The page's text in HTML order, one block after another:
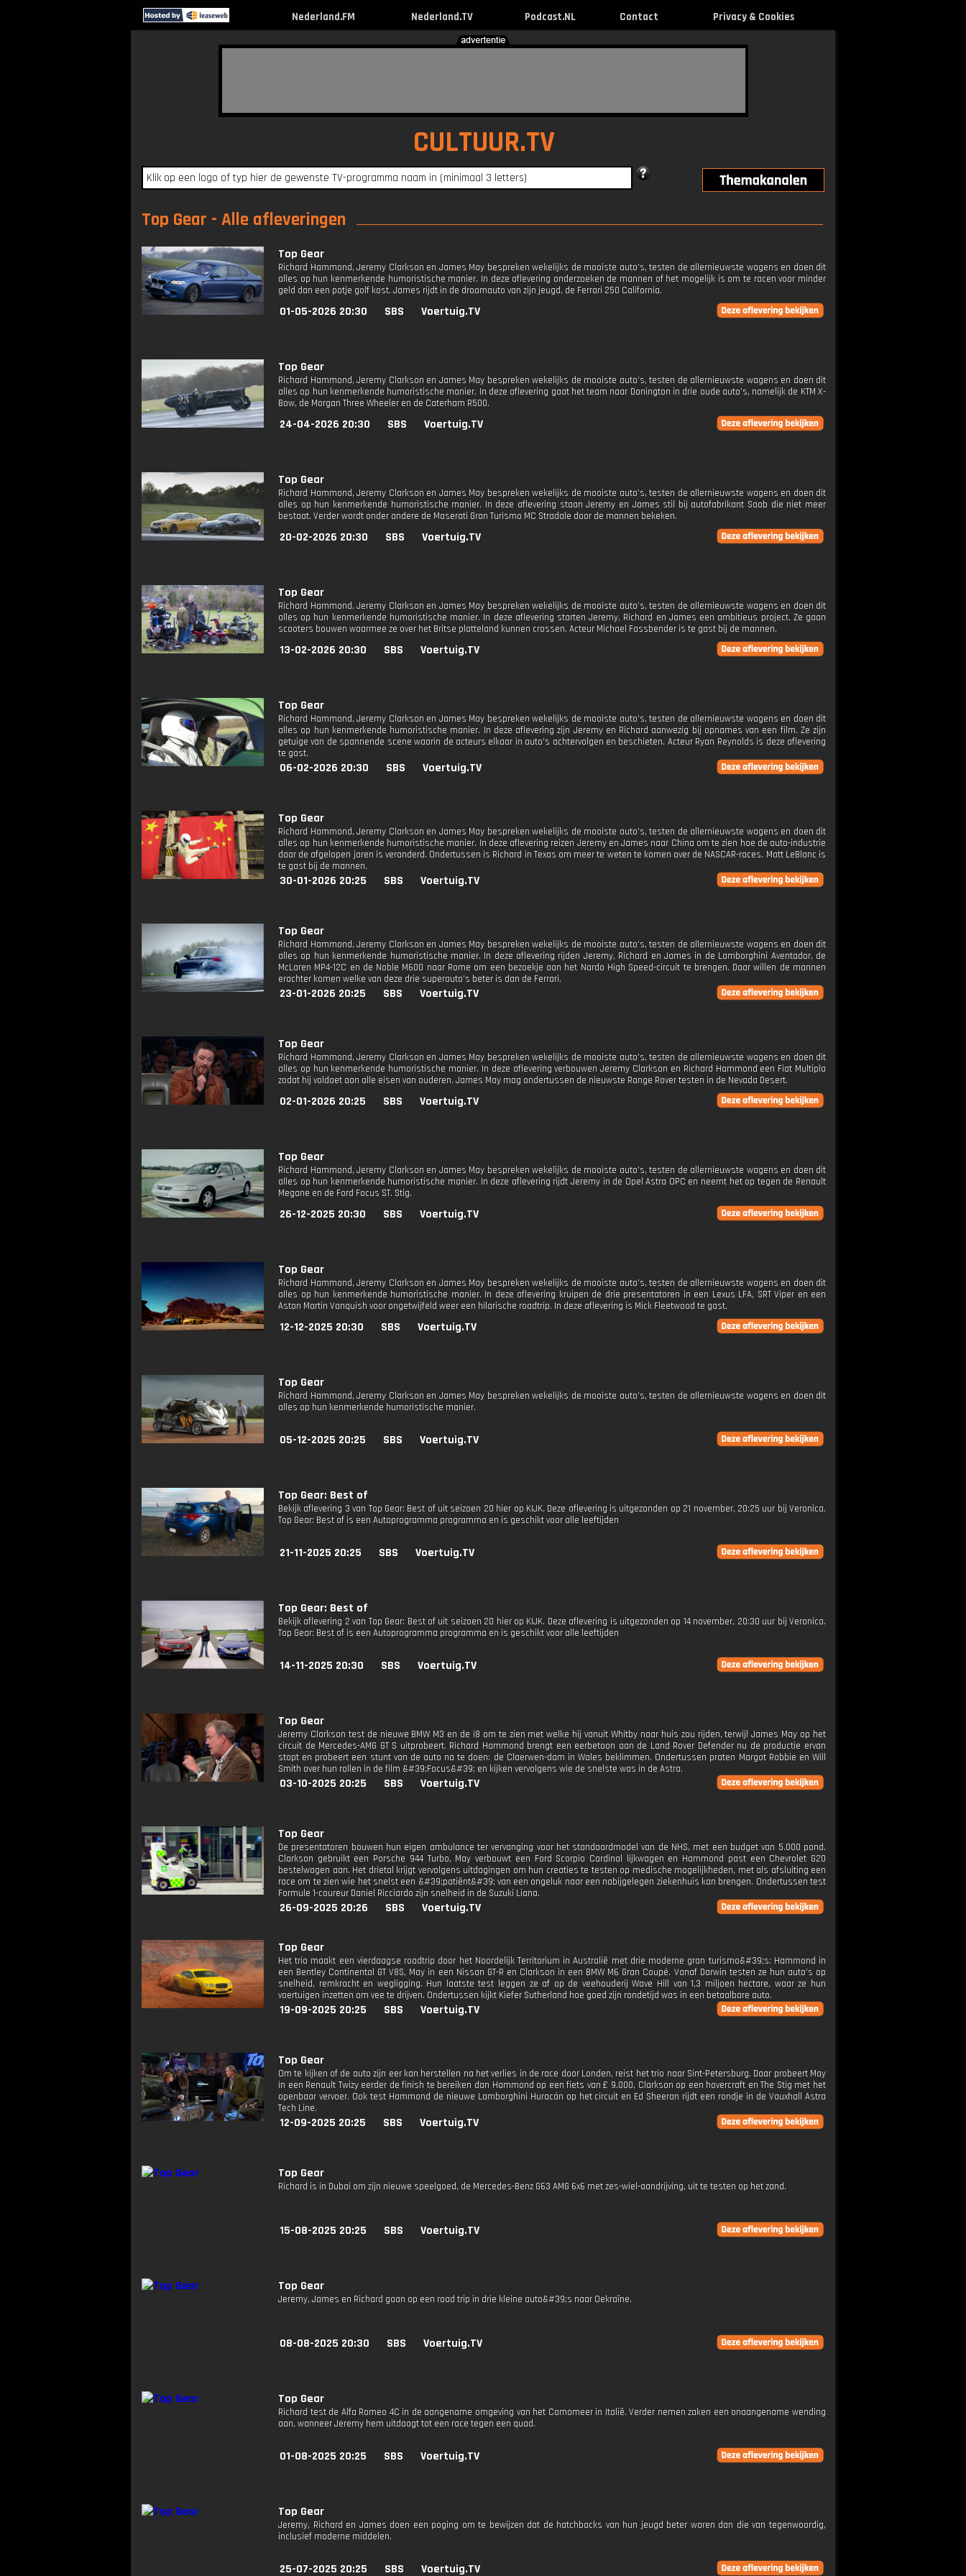
Nederland.FM Nederland.TV Podcast.NL Contact Privacy & Cookies
CULTUUR.TV
Top Gear - Alle afleveringen
Top Gear
Richard Hammond, Jeremy Clarkson en James May bespreken wekelijks de mooiste auto’s, testen de allernieuwste wagens en doen dit
alles op hun kenmerkende humoristische manier. In deze aflevering onderzoeken de mannen of het mogelijk is om te racen voor minder
geld dan een potje golf kost. James rijdt in de droomauto van zijn jeugd, de Ferrari 250 California.
01-05-2026 20:30 SBS Voertuig.TV
Top Gear
Richard Hammond, Jeremy Clarkson en James May bespreken wekelijks de mooiste auto’s, testen de allernieuwste wagens en doen dit
alles op hun kenmerkende humoristische manier. In deze aflevering gaat het team naar Donington in drie oude auto’s, namelijk de KTM X-
Bow, de Morgan Three Wheeler en de Caterham R500.
24-04-2026 20:30 SBS Voertuig.TV
Top Gear
Richard Hammond, Jeremy Clarkson en James May bespreken wekelijks de mooiste auto’s, testen de allernieuwste wagens en doen dit
alles op hun kenmerkende humoristische manier. In deze aflevering staan Jeremy en James stil bij autofabrikant Saab die niet meer
bestaat. Verder wordt onder andere de Maserati Gran Turismo MC Stradale door de mannen bekeken.
20-02-2026 20:30 SBS Voertuig.TV
Top Gear
Richard Hammond, Jeremy Clarkson en James May bespreken wekelijks de mooiste auto’s, testen de allernieuwste wagens en doen dit
alles op hun kenmerkende humoristische manier. In deze aflevering starten Jeremy, Richard en James een ambitieus project. Ze gaan
scooters bouwen waarmee ze over het Britse platteland kunnen crossen. Acteur Michael Fassbender is te gast bij de mannen.
13-02-2026 20:30 SBS Voertuig.TV
Top Gear
Richard Hammond, Jeremy Clarkson en James May bespreken wekelijks de mooiste auto’s, testen de allernieuwste wagens en doen dit
alles op hun kenmerkende humoristische manier. In deze aflevering zijn Jeremy en Richard aanwezig bij opnames van een film. Ze zijn
getuige van de spannende scene waarin de acteurs elkaar in auto’s achtervolgen en beschieten. Acteur Ryan Reynolds is deze aflevering
te gast.
06-02-2026 20:30 SBS Voertuig.TV
Top Gear
Richard Hammond, Jeremy Clarkson en James May bespreken wekelijks de mooiste auto’s, testen de allernieuwste wagens en doen dit
alles op hun kenmerkende humoristische manier. In deze aflevering reizen Jeremy en James naar China om te zien hoe de auto-industrie
daar de afgelopen jaren is veranderd. Ondertussen is Richard in Texas om meer te weten te komen over de NASCAR-races. Matt LeBlanc is
te gast bij de mannen.
30-01-2026 20:25 SBS Voertuig.TV
Top Gear
Richard Hammond, Jeremy Clarkson en James May bespreken wekelijks de mooiste auto’s, testen de allernieuwste wagens en doen dit
alles op hun kenmerkende humoristische manier. In deze aflevering rijden Jeremy, Richard en James in de Lamborghini Aventador, de
McLaren MP4-12C en de Noble M600 naar Rome om een bezoekje aan het Nardo High Speed-circuit te brengen. Daar willen de mannen
erachter komen welke van deze drie superauto’s beter is dan de Ferrari.
23-01-2026 20:25 SBS Voertuig.TV
Top Gear
Richard Hammond, Jeremy Clarkson en James May bespreken wekelijks de mooiste auto’s, testen de allernieuwste wagens en doen dit
alles op hun kenmerkende humoristische manier. In deze aflevering verbouwen Jeremy Clarkson en Richard Hammond een Fiat Multipla
zodat hij voldoet aan alle eisen van ouderen. James May mag ondertussen de nieuwste Range Rover testen in de Nevada Desert.
02-01-2026 20:25 SBS Voertuig.TV
Top Gear
Richard Hammond, Jeremy Clarkson en James May bespreken wekelijks de mooiste auto’s, testen de allernieuwste wagens en doen dit
alles op hun kenmerkende humoristische manier. In deze aflevering rijdt Jeremy in de Opel Astra OPC en neemt het op tegen de Renault
Megane en de Ford Focus ST. Stig.
26-12-2025 20:30 SBS Voertuig.TV
Top Gear
Richard Hammond, Jeremy Clarkson en James May bespreken wekelijks de mooiste auto’s, testen de allernieuwste wagens en doen dit
alles op hun kenmerkende humoristische manier. In deze aflevering kruipen de drie presentatoren in een Lexus LFA, SRT Viper en een
Aston Martin Vanquish voor ongetwijfeld weer een hilarische roadtrip. In deze aflevering is Mick Fleetwood te gast.
12-12-2025 20:30 SBS Voertuig.TV
Top Gear
Richard Hammond, Jeremy Clarkson en James May bespreken wekelijks de mooiste auto’s, testen de allernieuwste wagens en doen dit
alles op hun kenmerkende humoristische manier.
05-12-2025 20:25 SBS Voertuig.TV
Top Gear: Best of
Bekijk aflevering 3 van Top Gear: Best of uit seizoen 20 hier op KIJK. Deze aflevering is uitgezonden op 21 november, 20:25 uur bij Veronica.
Top Gear: Best of is een Autoprogramma programma en is geschikt voor alle leeftijden
21-11-2025 20:25 SBS Voertuig.TV
Top Gear: Best of
Bekijk aflevering 2 van Top Gear: Best of uit seizoen 20 hier op KIJK. Deze aflevering is uitgezonden op 14 november, 20:30 uur bij Veronica.
Top Gear: Best of is een Autoprogramma programma en is geschikt voor alle leeftijden
14-11-2025 20:30 SBS Voertuig.TV
Top Gear
Jeremy Clarkson test de nieuwe BMW M3 en de i8 om te zien met welke hij vanuit Whitby naar huis zou rijden, terwijl James May op het
circuit de Mercedes-AMG GT S uitprobeert. Richard Hammond brengt een eerbetoon aan de Land Rover Defender nu de productie ervan
stopt en probeert een stunt van de auto na te doen: de Claerwen-dam in Wales beklimmen. Ondertussen praten Margot Robbie en Will
Smith over hun rollen in de film &#39;Focus&#39; en kijken vervolgens wie de snelste was in de Astra.
03-10-2025 20:25 SBS Voertuig.TV
Top Gear
De presentatoren bouwen hun eigen ambulance ter vervanging voor het standaardmodel van de NHS, met een budget van 5.000 pond.
Clarkson gebruikt een Porsche 944 Turbo, May verbouwt een Ford Scorpio Cardinal lijkwagen en Hammond past een Chevrolet G20
bestelwagen aan. Het drietal krijgt vervolgens uitdagingen om hun creaties te testen op medische mogelijkheden, met als afsluiting een
race om te zien wie het snelst een &#39;patiënt&#39; van een ongeluk naar een nabijgelegen ziekenhuis kan brengen. Ondertussen test
Formule 1-coureur Daniel Ricciardo zijn snelheid in de Suzuki Liana.
26-09-2025 20:26 SBS Voertuig.TV
Top Gear
Het trio maakt een vierdaagse roadtrip door het Noordelijk Territorium in Australië met drie moderne gran turismo&#39;s: Hammond in
een Bentley Continental GT V8S, May in een Nissan GT-R en Clarkson in een BMW M6 Gran Coupé. Vanaf Darwin testen ze hun auto’s op
snelheid, remkracht en wegligging. Hun laatste test leggen ze af op de veehouderij Wave Hill van 1,3 miljoen hectare, waar ze hun
voertuigen inzetten om vee te drijven. Ondertussen kijkt Kiefer Sutherland hoe goed zijn rondetijd was in een betaalbare auto.
19-09-2025 20:25 SBS Voertuig.TV
Top Gear
Om te kijken of de auto zijn eer kan herstellen na het verlies in de race door Londen, reist het trio naar Sint-Petersburg. Daar probeert May
in een Renault Twizy eerder de finish te bereiken dan Hammond op een fiets van £ 9.000, Clarkson op een hovercraft en The Stig met het
openbaar vervoer. Ook test Hammond de nieuwe Lamborghini Huracán op het circuit en Ed Sheeran rijdt een rondje in de Vauxhall Astra
Tech Line.
12-09-2025 20:25 SBS Voertuig.TV
Top Gear
Richard is in Dubai om zijn nieuwe speelgoed, de Mercedes-Benz G63 AMG 6x6 met zes-wiel-aandrijving, uit te testen op het zand.
15-08-2025 20:25 SBS Voertuig.TV
Top Gear
Jeremy, James en Richard gaan op een road trip in drie kleine auto&#39;s naar Oekraïne.
08-08-2025 20:30 SBS Voertuig.TV
Top Gear
Richard test de Alfa Romeo 4C in de aangename omgeving van het Comomeer in Italië. Verder nemen zaken een onaangename wending
aan, wanneer Jeremy hem uitdaagt tot een race tegen een quad.
01-08-2025 20:25 SBS Voertuig.TV
Top Gear
Jeremy, Richard en James doen een poging om te bewijzen dat de hatchbacks van hun jeugd beter waren dan die van tegenwoordig,
inclusief moderne middelen.
25-07-2025 20:25 SBS Voertuig.TV